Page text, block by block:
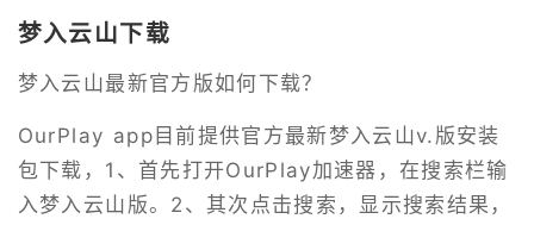
梦入云山下载
梦入云山最新官方版如何下载？
OurPlay app目前提供官方最新梦入云山v.版安装
包下载，1、首先打开OurPlay加速器，在搜索栏输
入梦入云山版。2、其次点击搜索，显示搜索结果，